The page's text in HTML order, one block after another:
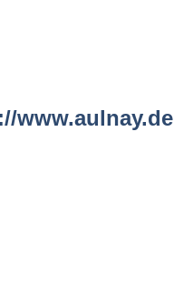
www.aulnay.de